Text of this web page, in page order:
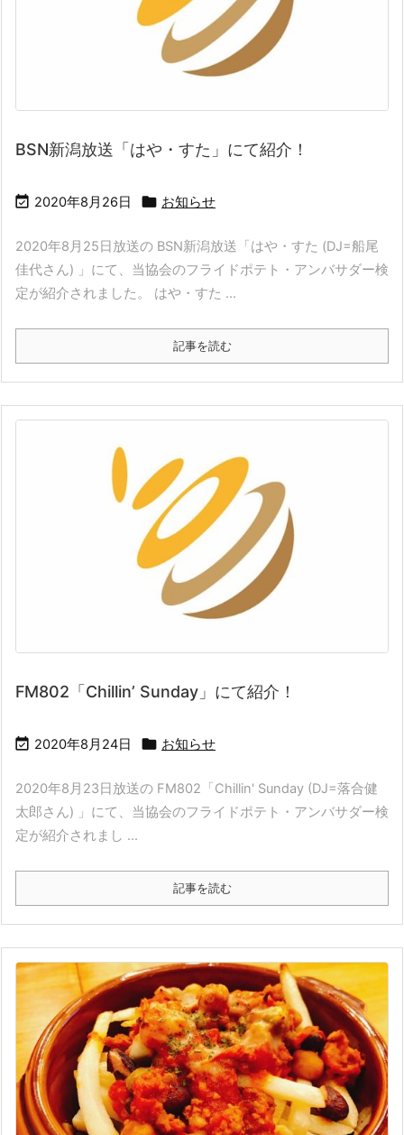
BSN新潟放送「はや・すた」にて紹介！
 2020年8月26日  お知らせ
2020年8月25日放送の BSN新潟放送「はや・すた (DJ=船尾
佳代さん) 」にて、当協会のフライドポテト・アンバサダー検
定が紹介されました。 はや・すた ...
記事を読む
FM802「Chillin’ Sunday」にて紹介！
 2020年8月24日  お知らせ
2020年8月23日放送の FM802「Chillin' Sunday (DJ=落合健
太郎さん) 」にて、当協会のフライドポテト・アンバサダー検
定が紹介されまし ...
記事を読む